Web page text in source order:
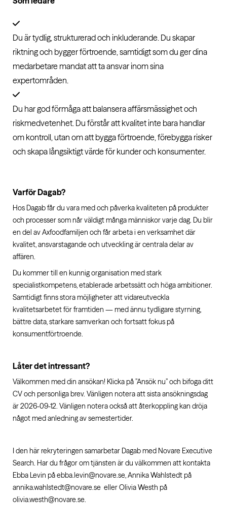
Du är tydlig, strukturerad och inkluderande. Du skapar
riktning och bygger förtroende, samtidigt som du ger dina
medarbetare mandat att ta ansvar inom sina
expertområden.
Du har god förmåga att balansera affärsmässighet och
riskmedvetenhet. Du förstår att kvalitet inte bara handlar
om kontroll, utan om att bygga förtroende, förebygga risker
och skapa långsiktigt värde för kunder och konsumenter.
Varför Dagab?
Hos Dagab får du vara med och påverka kvaliteten på produkter
och processer som når väldigt många människor varje dag. Du blir
en del av Axfoodfamiljen och får arbeta i en verksamhet där
kvalitet, ansvarstagande och utveckling är centrala delar av
affären.
Du kommer till en kunnig organisation med stark
specialistkompetens, etablerade arbetssätt och höga ambitioner.
Samtidigt finns stora möjligheter att vidareutveckla
kvalitetsarbetet för framtiden — med ännu tydligare styrning,
bättre data, starkare samverkan och fortsatt fokus på
konsumentförtroende.
Låter det intressant?
Välkommen med din ansökan! Klicka på ”Ansök nu” och bifoga ditt
CV och personliga brev. Vänligen notera att sista ansökningsdag
är 2026-09-12. Vänligen notera också att återkoppling kan dröja
något med anledning av semestertider.
I den här rekryteringen samarbetar Dagab med Novare Executive
Search. Har du frågor om tjänsten är du välkommen att kontakta
Ebba Levin på ebba.levin@novare.se, Annika Wahlstedt på
annika.wahlstedt@novare.se eller Olivia Westh på
olivia.westh@novare.se.